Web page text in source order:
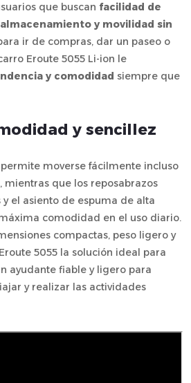
que buscan facilidad de
y movilidad sin
ir de compras, dar un paseo o
Eroute 5055 Li-ion le
y comodidad siempre que
y sencillez
moverse fácilmente incluso
mientras que los reposabrazos
el asiento de espuma de alta
comodidad en el uso diario.
compactas, peso ligero y
5055 la solución ideal para
ayudante fiable y ligero para
y realizar las actividades